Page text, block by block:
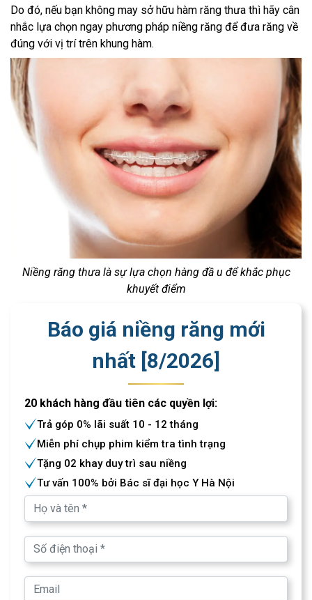
Do đó, nếu bạn không may sở hữu hàm răng thưa thì hãy cân
nhắc lựa chọn ngay phương pháp niềng răng để đưa răng về
đúng với vị trí trên khung hàm.
Niềng răng thưa là sự lựa chọn hàng đầ u để khắc phục
khuyết điểm
Báo giá niềng răng mới
nhất [8/2026]
20 khách hàng đầu tiên các quyền lợi:
Trả góp 0% lãi suất 10 - 12 tháng
Miễn phí chụp phim kiểm tra tình trạng
Tặng 02 khay duy trì sau niềng
Tư vấn 100% bởi Bác sĩ đại học Y Hà Nội